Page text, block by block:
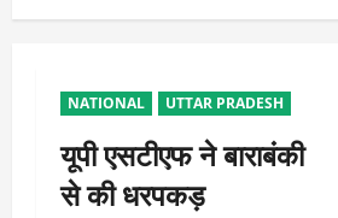
NATIONAL UTTAR PRADESH
यूपी एसटीएफ ने बाराबंकी
से की धरपकड़